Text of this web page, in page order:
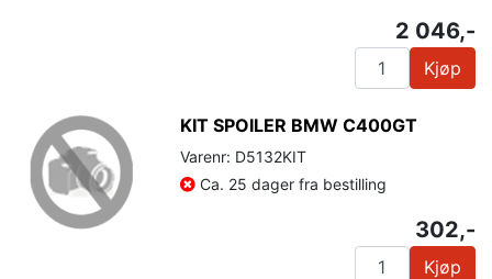
2 046,-
Kjøp
KIT SPOILER BMW C400GT
Varenr: D5132KIT
Ca. 25 dager fra bestilling
302,-
Kjøp